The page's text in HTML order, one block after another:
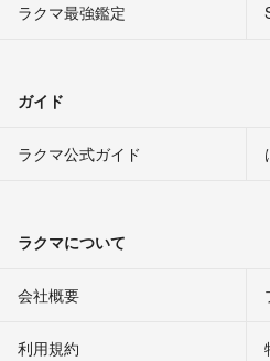
ラクマ最強鑑定
ガイド
ラクマ公式ガイド
ラクマについて
会社概要
利用規約